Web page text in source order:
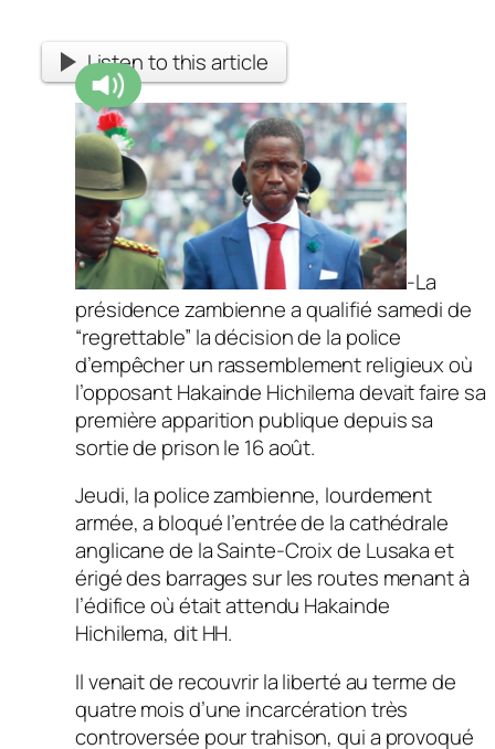
Listen to this article
-La
présidence zambienne a qualifié samedi de
“regrettable” la décision de la police
d’empêcher un rassemblement religieux où
l’opposant Hakainde Hichilema devait faire sa
première apparition publique depuis sa
sortie de prison le 16 août.
Jeudi, la police zambienne, lourdement
armée, a bloqué l’entrée de la cathédrale
anglicane de la Sainte-Croix de Lusaka et
érigé des barrages sur les routes menant à
l’édifice où était attendu Hakainde
Hichilema, dit HH.
Il venait de recouvrir la liberté au terme de
quatre mois d’une incarcération très
controversée pour trahison, qui a provoqué